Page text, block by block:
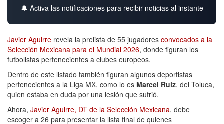
🔔 Activa las notificaciones para recibir noticias al instante
Javier Aguirre revela la prelista de 55 jugadores convocados a la
Selección Mexicana para el Mundial 2026, donde figuran los
futbolistas pertenecientes a clubes europeos.
Dentro de este listado también figuran algunos deportistas
pertenecientes a la Liga MX, como lo es Marcel Ruiz, del Toluca,
quien estaba en duda por una lesión que sufrió.
Ahora, Javier Aguirre, DT de la Selección Mexicana, debe
escoger a 26 para presentar la lista final de quienes